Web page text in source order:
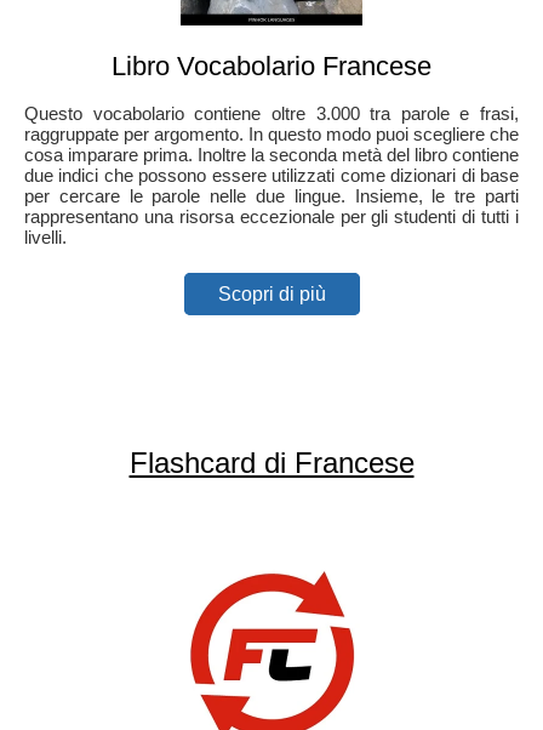
Libro Vocabolario Francese
Questo vocabolario contiene oltre 3.000 tra parole e frasi,
raggruppate per argomento. In questo modo puoi scegliere che
cosa imparare prima. Inoltre la seconda metà del libro contiene
due indici che possono essere utilizzati come dizionari di base
per cercare le parole nelle due lingue. Insieme, le tre parti
rappresentano una risorsa eccezionale per gli studenti di tutti i
livelli.
Scopri di più
Flashcard di Francese